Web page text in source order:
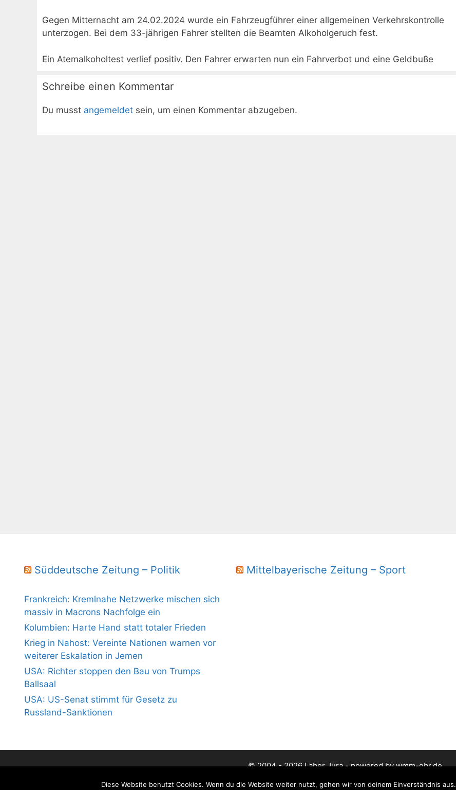
Gegen Mitternacht am 24.02.2024 wurde ein Fahrzeugführer einer allgemeinen Verkehrskontrolle
unterzogen. Bei dem 33-jährigen Fahrer stellten die Beamten Alkoholgeruch fest.
Ein Atemalkoholtest verlief positiv. Den Fahrer erwarten nun ein Fahrverbot und eine Geldbuße
Schreibe einen Kommentar
Du musst angemeldet sein, um einen Kommentar abzugeben.
Süddeutsche Zeitung – Politik
Frankreich: Kremlnahe Netzwerke mischen sich
massiv in Macrons Nachfolge ein
Kolumbien: Harte Hand statt totaler Frieden
Krieg in Nahost: Vereinte Nationen warnen vor
weiterer Eskalation in Jemen
USA: Richter stoppen den Bau von Trumps
Ballsaal
USA: US-Senat stimmt für Gesetz zu
Russland-Sanktionen
Mittelbayerische Zeitung – Sport
© 2004 - 2026 Laber Jura - powered by wmm-gbr.de
Diese Website benutzt Cookies. Wenn du die Website weiter nutzt, gehen wir von deinem Einverständnis aus.